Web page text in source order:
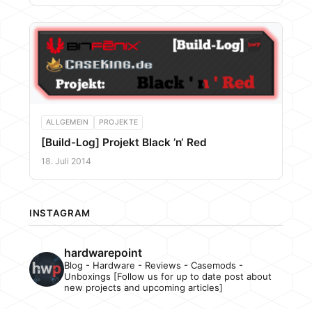
ALLGEMEIN PROJEKTE
[Build-Log] Projekt Black ’n‘ Red
18. Juli 2014
INSTAGRAM
hardwarepoint
Blog - Hardware - Reviews - Casemods -
Unboxings [Follow us for up to date post about
new projects and upcoming articles]